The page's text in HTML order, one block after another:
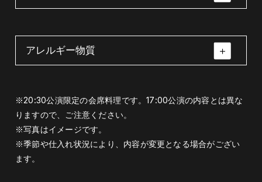
先付（胡麻豆腐・く
葵）
八寸（法蓮草と菊花
ルーツの白和え・粟
先付（胡麻豆腐・くこの実・美味汁・山葵）
八寸（法蓮草と菊花の煮浸し・ドライフルー
ツの白和え・粟麩田楽・けしの実）
アレルギー物質
小麦・牛肉・鮭・大豆・ごま
※20:30公演限定の会席料理です。17:00公演の内容とは異な
りますので、ご注意ください。
※写真はイメージです。
※季節や仕入れ状況により、内容が変更となる場合がござい
ます。